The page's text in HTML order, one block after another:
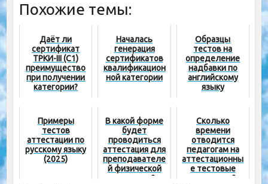
Похожие темы:
Даёт ли
сертификат
ТРКИ-III (С1)
преимущество
при получении
категории?
Началась
генерация
сертификатов
квалификацион
ной категории
Образцы
тестов на
определение
надбавки по
английскому
языку
Примеры
тестов
аттестации по
русскому языку
(2025)
В какой форме
будет
проводиться
аттестация для
преподавателе
й физической
культуры?
Сколько
времени
отводится
педагогам на
аттестационны
е тестовые
испытания?